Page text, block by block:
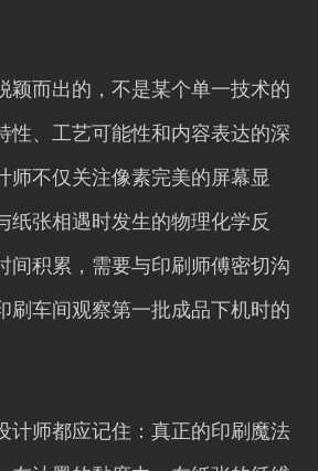
颖而出的，不是某个单一技术的
性、工艺可能性和内容表达的深
师不仅关注像素完美的屏幕显
纸张相遇时发生的物理化学反
间积累，需要与印刷师傅密切沟
刷车间观察第一批成品下机时的
计师都应记住：真正的印刷魔法